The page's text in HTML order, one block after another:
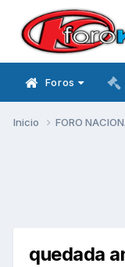
Foros
Inicio FORO
quedada